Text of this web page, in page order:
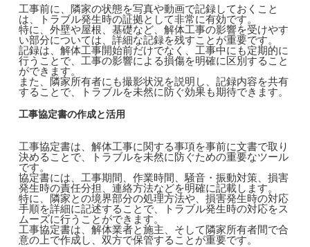
工事前に、隣家の状態を写真や動画で記録しておくこと
は、トラブル発生時の証拠として非常に有効です。
特に、外壁や屋根、基礎など、解体工事の影響を受けやす
い部分については、詳細な記録を残すことが重要です。
記録は、解体工事開始前だけでなく、工事中にも定期的に
行うことで、工事の影響による損傷を明確に区別すること
ができます。
また、隣家所有者にも撮影状況を説明し、記録内容を共有
することで、トラブルを未然に防ぐ効果も期待できます。
工事協定書の作成と活用
工事協定書は、解体工事に関する事項を事前に文書で取り
決めることで、トラブルを未然に防ぐための重要なツール
です。
協定書には、工事期間、作業時間、騒音・振動対策、損害
発生時の責任分担、連絡方法などを明確に記載します。
特に、隣家との境界部分の処理方法や、損害発生時の対応
手順を詳細に記述することで、トラブル発生時の対応をス
ムーズに行うことができます。
工事協定書は、解体業者と施主、そして隣家所有者間で合
意の上で作成し、双方で保管することが重要です。